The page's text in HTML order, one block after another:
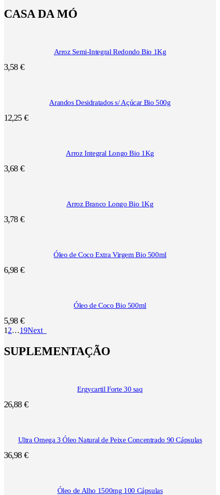
CASA DA MÓ
Arroz Semi-Integral Redondo Bio 1Kg
3,58 €
Arandos Desidratados s/ Açúcar Bio 500g
12,25 €
Arroz Integral Longo Bio 1Kg
3,68 €
Arroz Branco Longo Bio 1Kg
3,78 €
Óleo de Coco Extra Virgem Bio 500ml
6,98 €
Óleo de Coco Bio 500ml
5,98 €
1 2…19Next
SUPLEMENTAÇÃO
Ergycartil Forte 30 saq
26,88 €
Ultra Omega 3 Óleo Natural de Peixe Concentrado 90 Cápsulas
36,98 €
Óleo de Alho 1500mg 100 Cápsulas